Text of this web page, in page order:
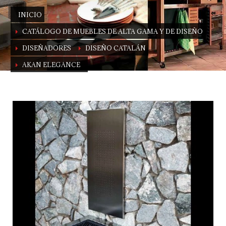
INICIO
CATÁLOGO DE MUEBLES DE ALTA GAMA Y DE DISEÑO
DISEÑADORES DISEÑO CATALÁN
AKAN ELEGANCE